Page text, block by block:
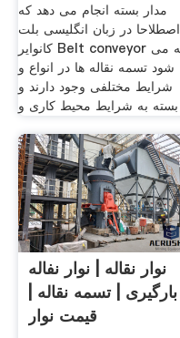
مدار بسته انجام می دهد که
اصطلاحا در زبان انگلیسی بلت
کانوایر Belt conveyor گفته می
شود تسمه نقاله ها در انواع و
شرایط مختلفی وجود دارند و
بسته به شرایط محیط کاری و
نوار نقاله | نوار نفاله
بارگیری | تسمه نقاله |
قیمت نوار